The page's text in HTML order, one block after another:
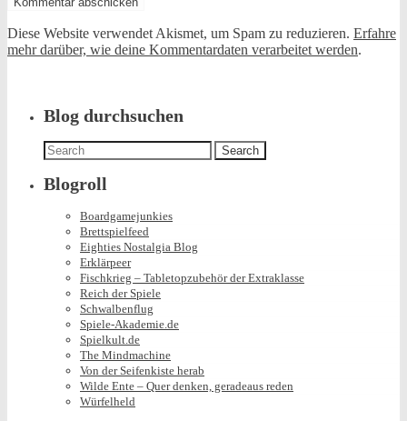
Diese Website verwendet Akismet, um Spam zu reduzieren. Erfahre
mehr darüber, wie deine Kommentardaten verarbeitet werden.
Blog durchsuchen
Search
for:
Blogroll
Boardgamejunkies
Brettspielfeed
Eighties Nostalgia Blog
Erklärpeer
Fischkrieg – Tabletopzubehör der Extraklasse
Reich der Spiele
Schwalbenflug
Spiele-Akademie.de
Spielkult.de
The Mindmachine
Von der Seifenkiste herab
Wilde Ente – Quer denken, geradeaus reden
Würfelheld